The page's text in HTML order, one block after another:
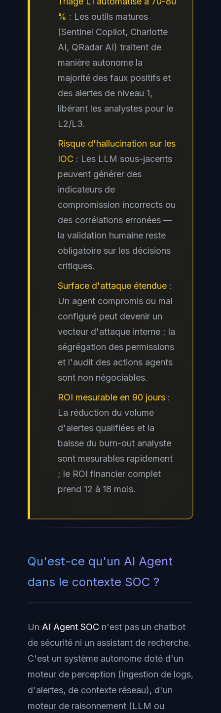
% : Les outils matures
(Sentinel Copilot, Charlotte
AI, QRadar AI) traitent de
manière autonome la
majorité des faux positifs et
des alertes de niveau 1,
libérant les analystes pour le
L2/L3.
Risque d'hallucination sur les
IOC : Les LLM sous-jacents
peuvent générer des
indicateurs de
compromission incorrects ou
des corrélations erronées —
la validation humaine reste
obligatoire sur les décisions
critiques.
Surface d'attaque étendue :
Un agent compromis ou mal
configuré peut devenir un
vecteur d'attaque interne ; la
ségrégation des permissions
et l'audit des actions agents
sont non négociables.
ROI mesurable en 90 jours :
La réduction du volume
d'alertes qualifiées et la
baisse du burn-out analyste
sont mesurables rapidement
; le ROI financier complet
prend 12 à 18 mois.
Qu'est-ce qu'un AI Agent
dans le contexte SOC ?
Un AI Agent SOC n'est pas un chatbot
de sécurité ni un assistant de recherche.
C'est un système autonome doté d'un
moteur de perception (ingestion de logs,
d'alertes, de contexte réseau), d'un
moteur de raisonnement (LLM ou